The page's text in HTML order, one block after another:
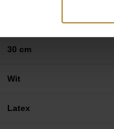
30 cm
Wit
Latex